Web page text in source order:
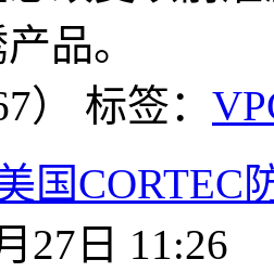
品。
） 标签：
国CORTEC
27日 11:26